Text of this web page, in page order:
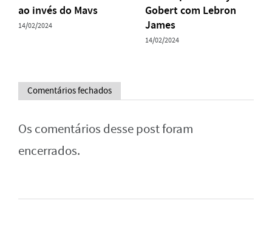
ao invés do Mavs
14/02/2024
Gobert com Lebron
James
14/02/2024
Comentários fechados
Os comentários desse post foram
encerrados.